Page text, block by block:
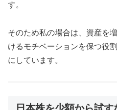
す。
そのため私の場合は、資産を
けるモチベーションを保つ役
にしています。